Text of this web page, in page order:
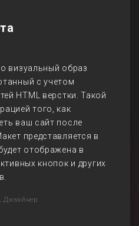
визуальный образ
с учетом
HTML верстки. Такой
того, как
ваш сайт после
представляется в
отображена в
кнопок и других
Дизайнер